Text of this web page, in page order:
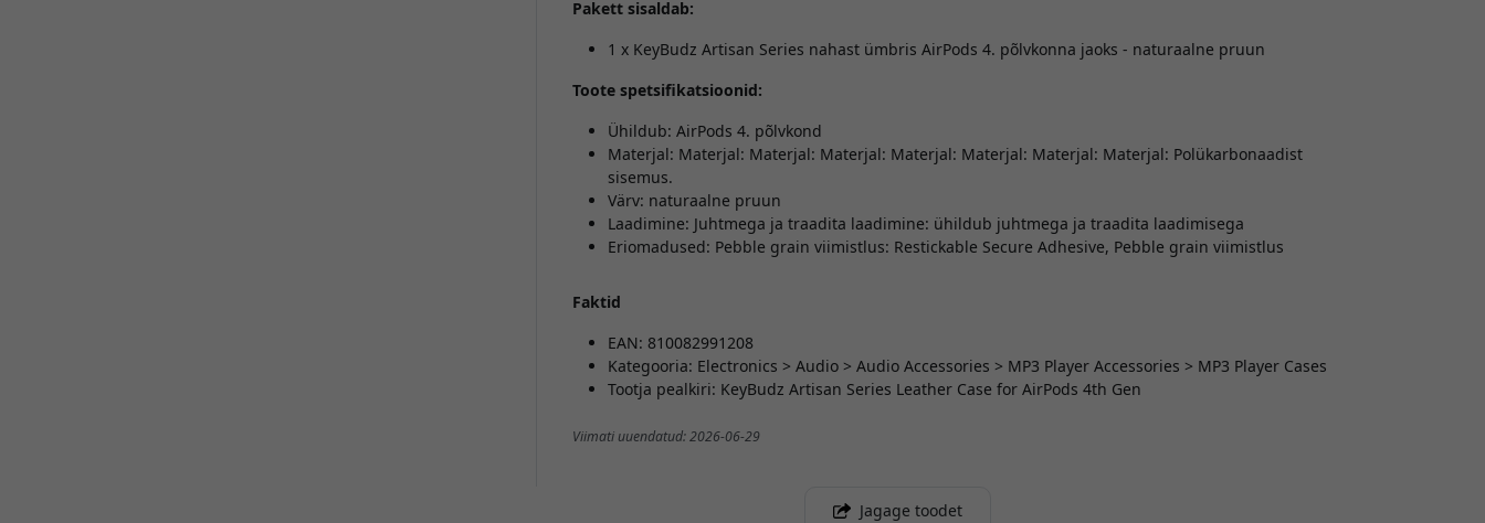
Pakett sisaldab:
1 x KeyBudz Artisan Series nahast ümbris AirPods 4. põlvkonna jaoks - naturaalne pruun
Toote spetsifikatsioonid:
Ühildub: AirPods 4. põlvkond
Materjal: Materjal: Materjal: Materjal: Materjal: Materjal: Materjal: Materjal: Polükarbonaadist
sisemus.
Värv: naturaalne pruun
Laadimine: Juhtmega ja traadita laadimine: ühildub juhtmega ja traadita laadimisega
Eriomadused: Pebble grain viimistlus: Restickable Secure Adhesive, Pebble grain viimistlus
Faktid
EAN: 810082991208
Kategooria: Electronics > Audio > Audio Accessories > MP3 Player Accessories > MP3 Player Cases
Tootja pealkiri: KeyBudz Artisan Series Leather Case for AirPods 4th Gen
Viimati uuendatud: 2026-06-29
Jagage toodet